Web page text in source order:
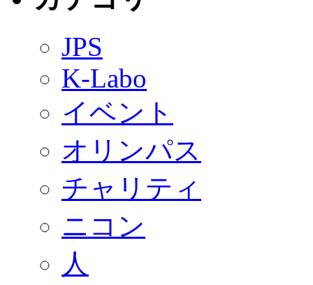
JPS
K-Labo
イベント
オリンパス
チャリティ
ニコン
人